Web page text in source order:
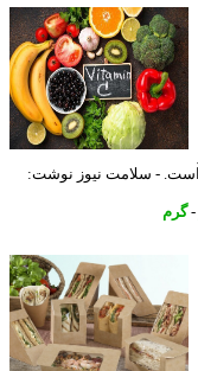
- سلامت نیوز نوشت: